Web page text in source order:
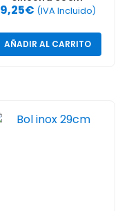
9,25€ (IVA Incluido)
AÑADIR AL CARRITO